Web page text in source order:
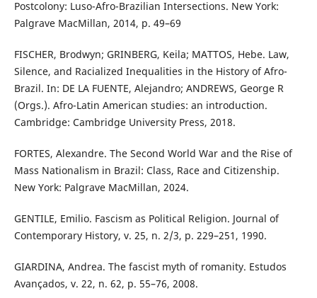
Postcolony: Luso-Afro-Brazilian Intersections. New York:
Palgrave MacMillan, 2014, p. 49–69
FISCHER, Brodwyn; GRINBERG, Keila; MATTOS, Hebe. Law,
Silence, and Racialized Inequalities in the History of Afro-
Brazil. In: DE LA FUENTE, Alejandro; ANDREWS, George R
(Orgs.). Afro-Latin American studies: an introduction.
Cambridge: Cambridge University Press, 2018.
FORTES, Alexandre. The Second World War and the Rise of
Mass Nationalism in Brazil: Class, Race and Citizenship.
New York: Palgrave MacMillan, 2024.
GENTILE, Emilio. Fascism as Political Religion. Journal of
Contemporary History, v. 25, n. 2/3, p. 229–251, 1990.
GIARDINA, Andrea. The fascist myth of romanity. Estudos
Avançados, v. 22, n. 62, p. 55–76, 2008.